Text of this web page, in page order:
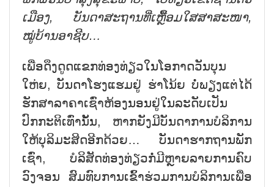
ເມືອງ, ບັນດາສະຖານທີ່ເຫຼື້ອມໃສສາສະໜາ,
ໝູ່ບ້ານອາຊີບ…
ເພື່ອດຶງດູດແຂກທ່ອງທ່ຽວໃນໂອກາດວັນບຸນ
ໃຫ່ຍ, ບັນດາໂຮງແຮມຢູ່ ຮ່າໂນ້ຍ ບໍ່ພຽງແຕ່ໄດ້
ຮັກສາລາຄາເຊົ່າຫ້ອງນອນຢູ່ໃນລະດັບເປັນ
ປົກກະຕິເທົ່ານັ້ນ, ຫາກຍັງມີບັນດາການບໍລິການ
ໃຫ້ບຸລິມະສິດອີກດ້ວຍ… ບັນດາຮາກຖານພັກ
ເຊົ່າ, ບໍລິສັດທ່ອງທ່ຽວກໍ່ມີຫຼາຍລາຍການຄົບ
ວົງຈອນ ສົມທົບການເຂົ້າຮ່ວມການບໍລິການເພື່ອ